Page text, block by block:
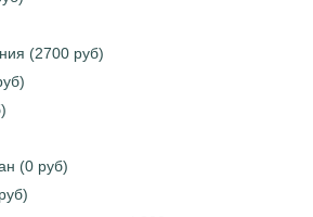
(2700 руб)
(0 руб)